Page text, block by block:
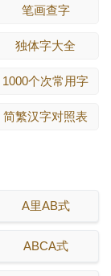
笔画查字
独体字大全
1000个次常用字
简繁汉字对照表
A里AB式
ABCA式